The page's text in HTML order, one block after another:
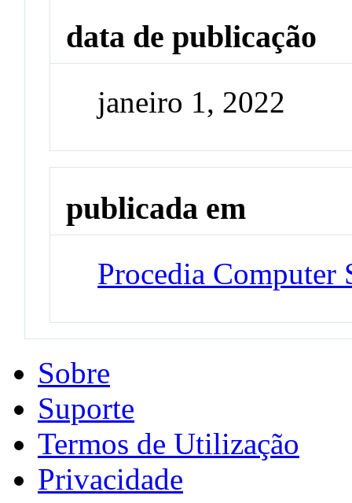
data de publicação
janeiro 1, 2022
publicada em
Procedia Computer
Sobre
Suporte
Termos de Utilização
Privacidade